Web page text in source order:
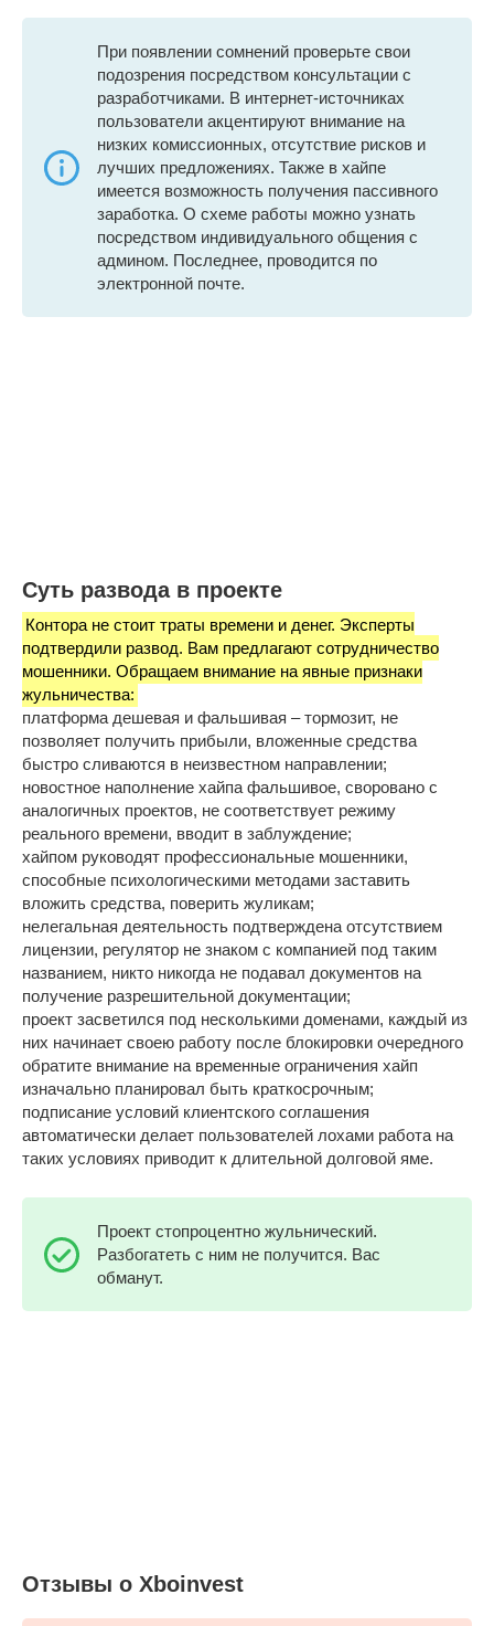
При появлении сомнений проверьте свои
подозрения посредством консультации с
разработчиками. В интернет-источниках
пользователи акцентируют внимание на
низких комиссионных, отсутствие рисков и
лучших предложениях. Также в хайпе
имеется возможность получения пассивного
заработка. О схеме работы можно узнать
посредством индивидуального общения с
админом. Последнее, проводится по
электронной почте.
Суть развода в проекте
Контора не стоит траты времени и денег. Эксперты
подтвердили развод. Вам предлагают сотрудничество
мошенники. Обращаем внимание на явные признаки
жульничества:
платформа дешевая и фальшивая – тормозит, не
позволяет получить прибыли, вложенные средства
быстро сливаются в неизвестном направлении;
новостное наполнение хайпа фальшивое, своровано с
аналогичных проектов, не соответствует режиму
реального времени, вводит в заблуждение;
хайпом руководят профессиональные мошенники,
способные психологическими методами заставить
вложить средства, поверить жуликам;
нелегальная деятельность подтверждена отсутствием
лицензии, регулятор не знаком с компанией под таким
названием, никто никогда не подавал документов на
получение разрешительной документации;
проект засветился под несколькими доменами, каждый из
них начинает своею работу после блокировки очередного
обратите внимание на временные ограничения хайп
изначально планировал быть краткосрочным;
подписание условий клиентского соглашения
автоматически делает пользователей лохами работа на
таких условиях приводит к длительной долговой яме.
Проект стопроцентно жульнический.
Разбогатеть с ним не получится. Вас
обманут.
Отзывы о Xboinvest